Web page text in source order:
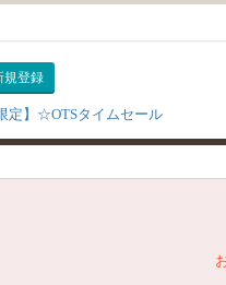
規登録
定】☆OTSタイムセール